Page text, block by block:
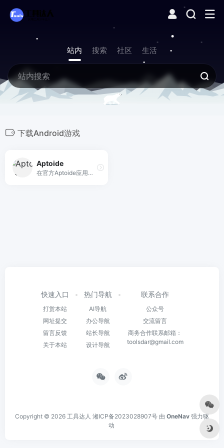
站内 搜索 社区 生活
下载Android游戏
Aptoide
在官方Aptoide应用商店中查找、发现和下载适用于Android的最佳应用和游戏
快速入口
打赏本站
网址提交
留言反馈
关于本站
热门导航
AI导航
办公导航
站长导航
设计导航
联系合作
公众号
交流留言
商务合作联系邮箱：
toolsdar@gmail.com
Copyright © 2026 工具达人 湘ICP备2023028907号 由 OneNav 强力驱
动